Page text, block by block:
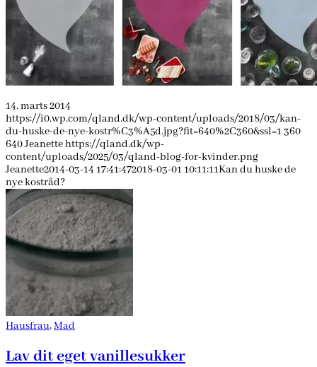
14. marts 2014
https://i0.wp.com/qland.dk/wp-content/uploads/2018/03/kan-
du-huske-de-nye-kostr%C3%A5d.jpg?fit=640%2C360&ssl=1 360
640Jeanettehttps://qland.dk/wp-
content/uploads/2025/03/qland-blog-for-kvinder.png
Jeanette2014-03-14 17:41:472018-03-01 10:11:11Kan du huske de
nye kostråd?
Hausfrau,Mad
Lav dit eget vanillesukker